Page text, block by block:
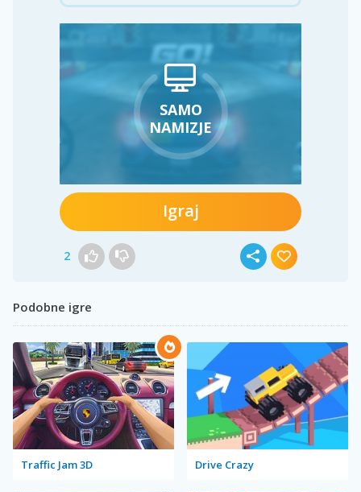
SAMO
NAMIZJE
Igraj
2
Podobne igre
Traffic Jam 3D Drive Crazy